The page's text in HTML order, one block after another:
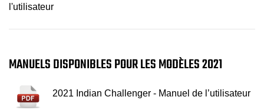
l'utilisateur
MANUELS DISPONIBLES POUR LES MODÈLES 2021
2021 Indian Challenger - Manuel de l’utilisateur